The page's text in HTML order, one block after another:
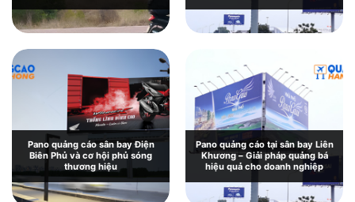
Pano quảng cáo sân bay Điện
Biên Phủ và cơ hội phủ sóng
thương hiệu
Pano quảng cáo tại sân bay Liên
Khương – Giải pháp quảng bá
hiệu quả cho doanh nghiệp